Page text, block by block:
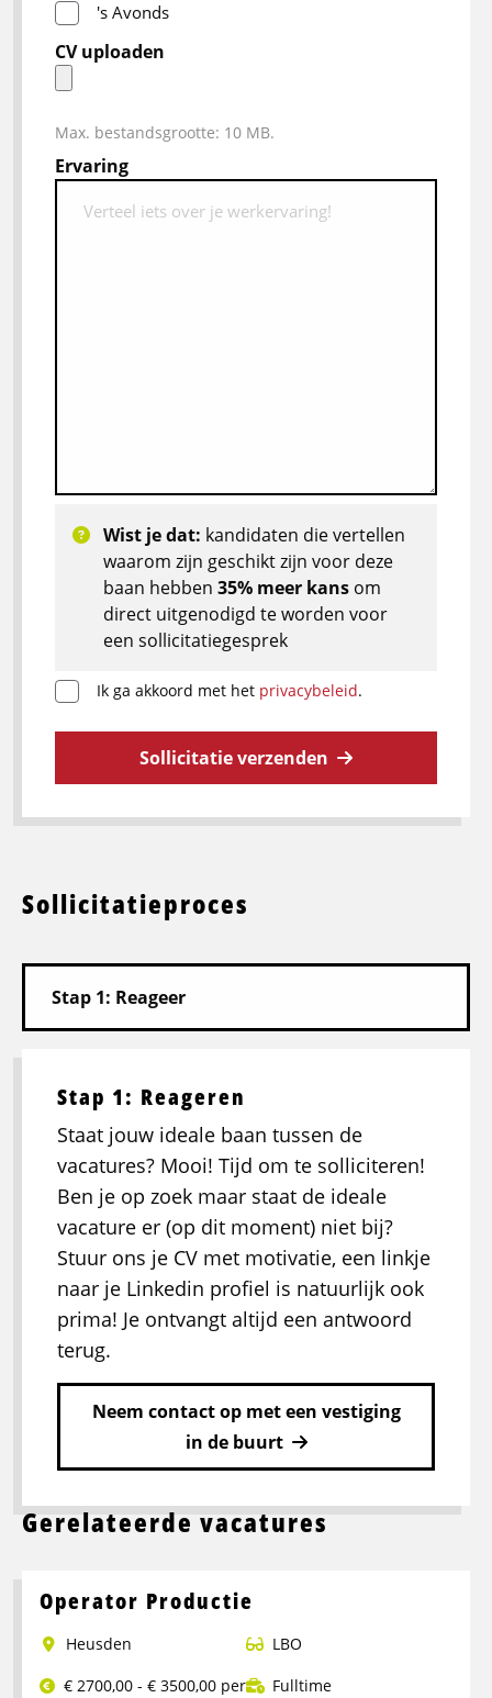
's Avonds
CV uploaden
Max. bestandsgrootte: 10 MB.
Ervaring
Wist je dat: kandidaten die vertellen
waarom zijn geschikt zijn voor deze
baan hebben 35% meer kans om
direct uitgenodigd te worden voor
een sollicitatiegesprek
Ik ga akkoord met het privacybeleid.
Sollicitatie verzenden
Sollicitatieproces
Stap 1: Reageren
Staat jouw ideale baan tussen de
vacatures? Mooi! Tijd om te solliciteren!
Ben je op zoek maar staat de ideale
vacature er (op dit moment) niet bij?
Stuur ons je CV met motivatie, een linkje
naar je Linkedin profiel is natuurlijk ook
prima! Je ontvangt altijd een antwoord
terug.
Neem contact op met een vestiging
in de buurt
Gerelateerde vacatures
Operator Productie
Heusden
LBO
€ 2700,00 - € 3500,00 per
Fulltime